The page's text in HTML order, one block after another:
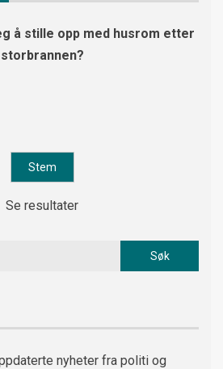
å stille opp med husrom etter
storbrannen?
Se resultater
nyheter fra politi og